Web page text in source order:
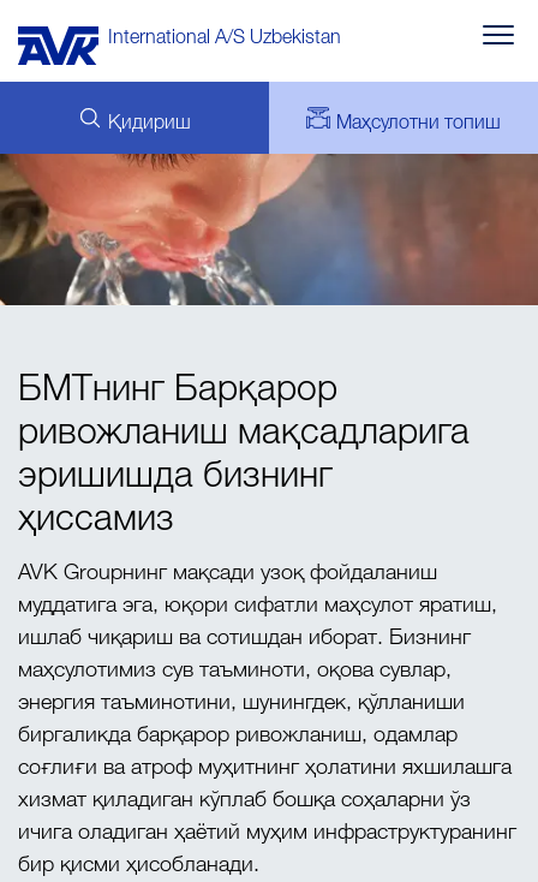
International A/S Uzbekistan
Қидириш Маҳсулотни топиш
ВИДЕО ВА АНИМАЦИЯ
ЮКЛАБ ОЛИШ
АЛОҚА УЧУН
AVK ҲИСОБ
AVK HOLDING (GROUP)
НАРХЛАР РЎЙХАТИ
БМТнинг Барқарор
ривожланиш мақсадларига
эришишда бизнинг
ҳиссамиз
AVK Groupнинг мақсади узоқ фойдаланиш
муддатига эга, юқори сифатли маҳсулот яратиш,
ишлаб чиқариш ва сотишдан иборат. Бизнинг
маҳсулотимиз сув таъминоти, оқова сувлар,
энергия таъминотини, шунингдек, қўлланиши
биргаликда барқарор ривожланиш, одамлар
соғлиғи ва атроф муҳитнинг ҳолатини яхшилашга
хизмат қиладиган кўплаб бошқа соҳаларни ўз
ичига оладиган ҳаётий муҳим инфраструктуранинг
бир қисми ҳисобланади.